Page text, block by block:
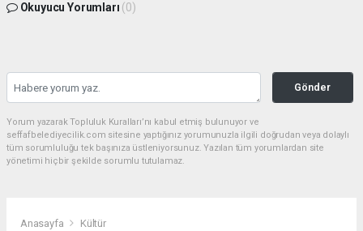
Okuyucu Yorumları (0)
Gönder
Yorum yazarak Topluluk Kuralları’nı kabul etmiş bulunuyor ve
seffafbelediyecilik.com sitesine yaptığınız yorumunuzla ilgili doğrudan veya dolaylı
tüm sorumluluğu tek başınıza üstleniyorsunuz. Yazılan tüm yorumlardan site
yönetimi hiçbir şekilde sorumlu tutulamaz.
Anasayfa Kültür